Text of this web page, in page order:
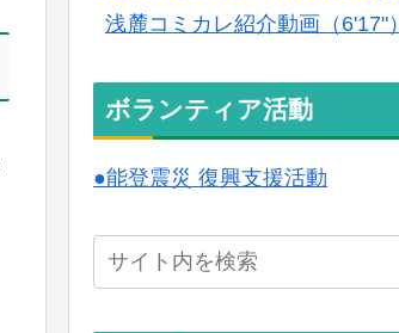
浅麓コミカレ紹介動画（6'17"）
ボランティア活動
●能登震災 復興支援活動